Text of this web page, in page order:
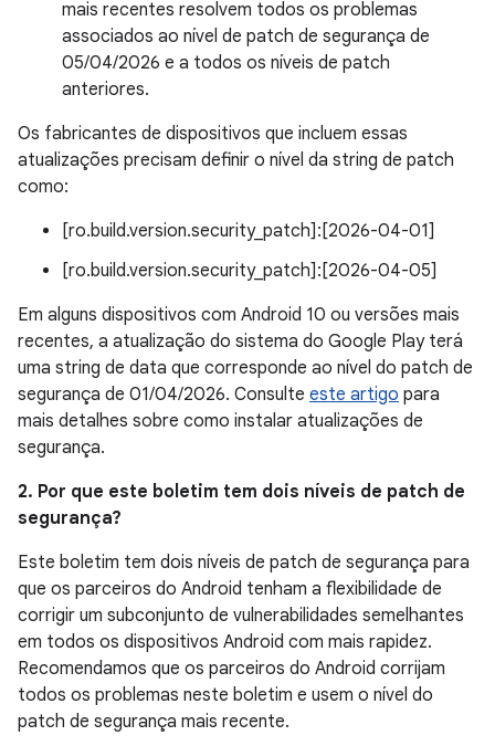
mais recentes resolvem todos os problemas
associados ao nível de patch de segurança de
05/04/2026 e a todos os níveis de patch
anteriores.
Os fabricantes de dispositivos que incluem essas
atualizações precisam definir o nível da string de patch
como:
[ro.build.version.security_patch]:[2026-04-01]
[ro.build.version.security_patch]:[2026-04-05]
Em alguns dispositivos com Android 10 ou versões mais
recentes, a atualização do sistema do Google Play terá
uma string de data que corresponde ao nível do patch de
segurança de 01/04/2026. Consulte este artigo para
mais detalhes sobre como instalar atualizações de
segurança.
2. Por que este boletim tem dois níveis de patch de
segurança?
Este boletim tem dois níveis de patch de segurança para
que os parceiros do Android tenham a flexibilidade de
corrigir um subconjunto de vulnerabilidades semelhantes
em todos os dispositivos Android com mais rapidez.
Recomendamos que os parceiros do Android corrijam
todos os problemas neste boletim e usem o nível do
patch de segurança mais recente.